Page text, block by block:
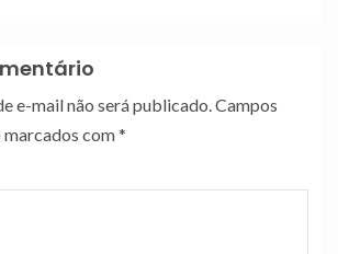
e-mail não será publicado.Campos
com*